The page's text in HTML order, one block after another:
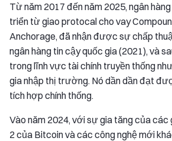
Từ năm 2017 đến năm 2025, ngân
triển từ giao protocal cho vay
Anchorage, đã nhận được sự chấp
ngân hàng tin cậy quốc gia (2021), và
trong lĩnh vực tài chính truyền thống
gia nhập thị trường. Nó dần dần đạt
tích hợp chính thống.
Vào năm 2024, với sự gia tăng của
2 của Bitcoin và các công nghệ mới